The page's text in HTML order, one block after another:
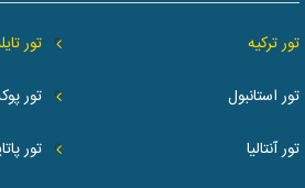
تور ترکیه
تور استانبول
تور آنتالیا
تور
تور
تور